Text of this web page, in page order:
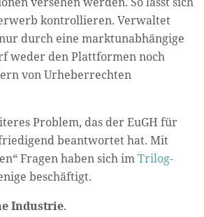
kontrollieren. Verwaltet
durch eine marktunabhängige
weder den Plattformen noch
von Urheberrechten
Problem, das der EuGH für
beantwortet hat. Mit
Fragen haben sich imTrilog-
beschäftigt.
Industrie.